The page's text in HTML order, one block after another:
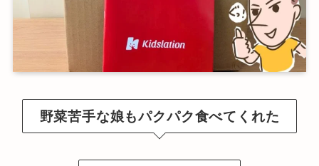
野菜苦手な娘もパクパク食べてくれた